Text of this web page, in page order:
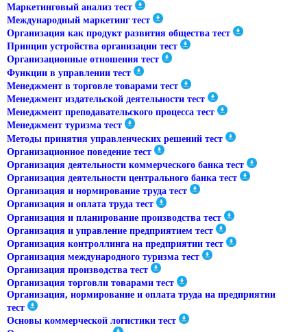
Маркетинговый анализ тест
Международный маркетинг тест
Организация как продукт развития общества тест
Принцип устройства организации тест
Организационные отношения тест
Функции в управлении тест
Менеджмент в торговле товарами тест
Менеджмент издательской деятельности тест
Менеджмент преподавательского процесса тест
Менеджмент туризма тест
Методы принятия управленческих решений тест
Организационное поведение тест
Организация деятельности коммерческого банка тест
Организация деятельности центрального банка тест
Организация и нормирование труда тест
Организация и оплата труда тест
Организация и планирование производства тест
Организация и управление предприятием тест
Организация контроллинга на предприятии тест
Организация международного туризма тест
Организация производства тест
Организация торговли товарами тест
Организация, нормирование и оплата труда на предприятии
тест
Основы коммерческой логистики тест